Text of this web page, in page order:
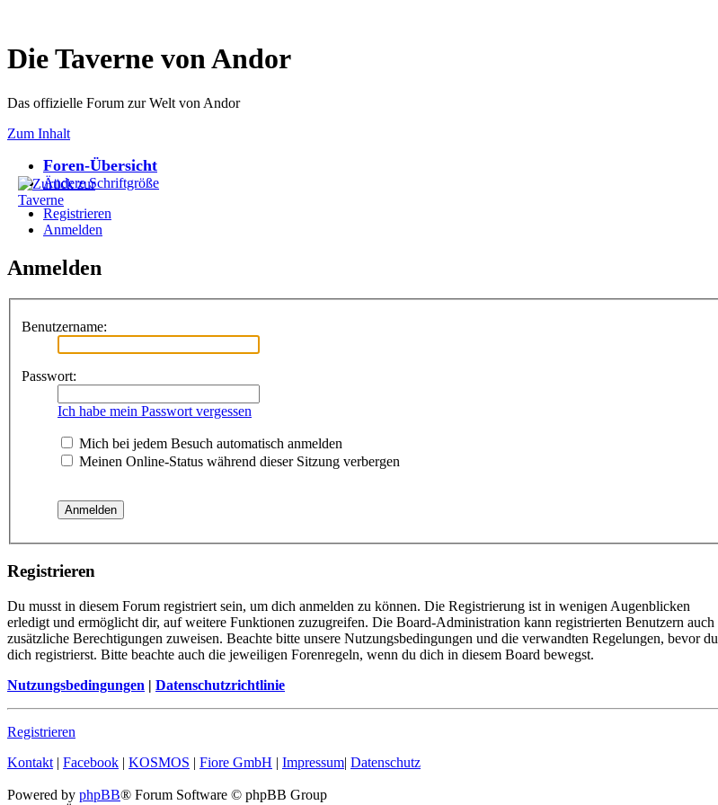
Die Taverne von Andor
Das offizielle Forum zur Welt von Andor
Zum Inhalt
Foren-Übersicht
Ändere Schriftgröße
Registrieren
Anmelden
Anmelden
Benutzername:
Passwort:
Ich habe mein Passwort vergessen
Mich bei jedem Besuch automatisch anmelden
Meinen Online-Status während dieser Sitzung verbergen
Registrieren
Du musst in diesem Forum registriert sein, um dich anmelden zu können. Die Registrierung ist in wenigen Augenblicken
erledigt und ermöglicht dir, auf weitere Funktionen zuzugreifen. Die Board-Administration kann registrierten Benutzern auch
zusätzliche Berechtigungen zuweisen. Beachte bitte unsere Nutzungsbedingungen und die verwandten Regelungen, bevor du
dich registrierst. Bitte beachte auch die jeweiligen Forenregeln, wenn du dich in diesem Board bewegst.
Nutzungsbedingungen | Datenschutzrichtlinie
Registrieren
Kontakt | Facebook | KOSMOS | Fiore GmbH | Impressum| Datenschutz
Powered by phpBB® Forum Software © phpBB Group